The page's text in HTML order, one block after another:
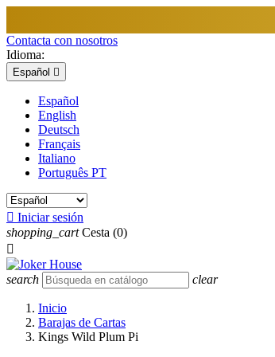
Contacta con nosotros
Idioma:
Español 
Español
English
Deutsch
Français
Italiano
Português PT
 Iniciar sesión
shopping_cart Cesta (0)

search clear
Inicio
Barajas de Cartas
Kings Wild Plum Pi